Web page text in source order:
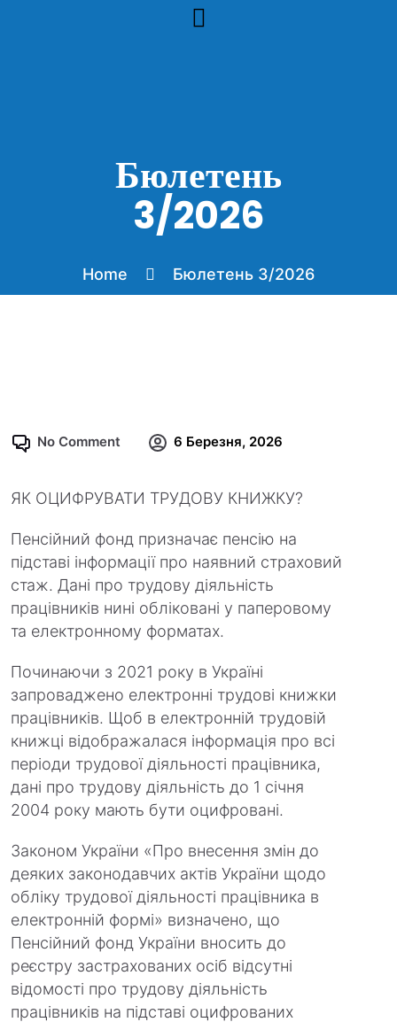
Бюлетень
3/2026
Home Бюлетень 3/2026
No Comment 6 Березня, 2026
ЯК ОЦИФРУВАТИ ТРУДОВУ КНИЖКУ?
Пенсійний фонд призначає пенсію на
підставі інформації про наявний страховий
стаж. Дані про трудову діяльність
працівників нині обліковані у паперовому
та електронному форматах.
Починаючи з 2021 року в Україні
запроваджено електронні трудові книжки
працівників. Щоб в електронній трудовій
книжці відображалася інформація про всі
періоди трудової діяльності працівника,
дані про трудову діяльність до 1 січня
2004 року мають бути оцифровані.
Законом України «Про внесення змін до
деяких законодавчих актів України щодо
обліку трудової діяльності працівника в
електронній формі» визначено, що
Пенсійний фонд України вносить до
реєстру застрахованих осіб відсутні
відомості про трудову діяльність
працівників на підставі оцифрованих